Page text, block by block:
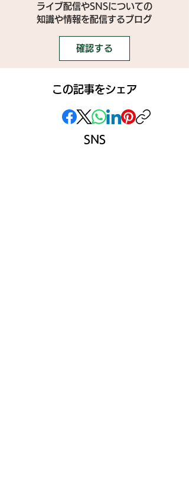
ライブ配信やSNSについての
​知識や情報を配信するブログ
確認する
この記事をシェア
SNS